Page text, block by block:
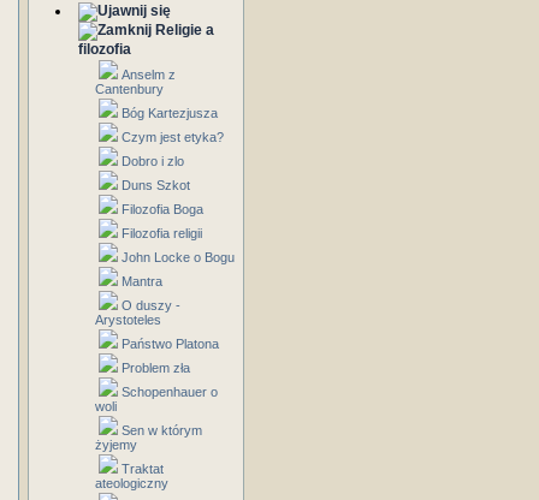
Religie a
filozofia
Anselm z
Cantenbury
Bóg Kartezjusza
Czym jest etyka?
Dobro i zlo
Duns Szkot
Filozofia Boga
Filozofia religii
John Locke o Bogu
Mantra
O duszy -
Arystoteles
Państwo Platona
Problem zła
Schopenhauer o
woli
Sen w którym
żyjemy
Traktat
ateologiczny